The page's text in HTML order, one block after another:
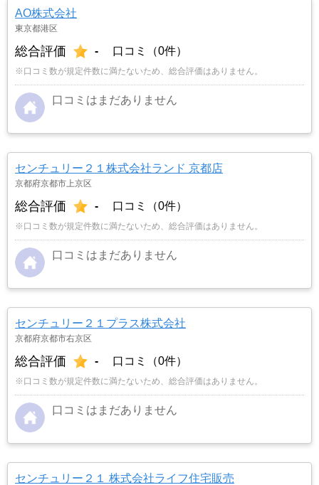
AO株式会社
東京都港区
総合評価 - 口コミ（0件）
※口コミ数が規定件数に満たないため、総合評価はありません。
口コミはまだありません
センチュリー２１株式会社ランド 京都店
京都府京都市上京区
総合評価 - 口コミ（0件）
※口コミ数が規定件数に満たないため、総合評価はありません。
口コミはまだありません
センチュリー２１プラス株式会社
京都府京都市右京区
総合評価 - 口コミ（0件）
※口コミ数が規定件数に満たないため、総合評価はありません。
口コミはまだありません
センチュリー２１ 株式会社ライフ住宅販売